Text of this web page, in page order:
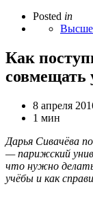
Posted in
Как
совмещать
8 апреля
1 мин
Дарья Сивачёва
— парижский
что нужно
учёбы и как